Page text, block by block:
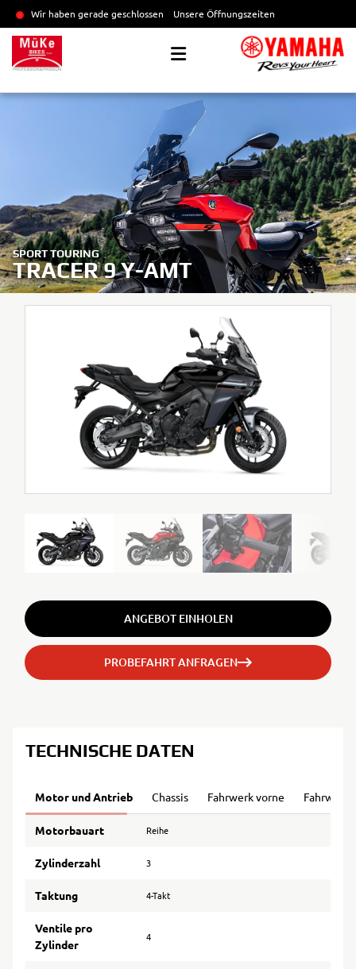
Wir haben gerade geschlossen Unsere Öffnungszeiten
SPORT TOURING
TRACER 9 Y-AMT
ANGEBOT EINHOLEN
PROBEFAHRT ANFRAGEN
TECHNISCHE DATEN
Motor und Antrieb Chassis Fahrwerk vorne Fahrwerk
Motorbauart Reihe
Zylinderzahl 3
Taktung 4-Takt
Ventile pro
Zylinder
4